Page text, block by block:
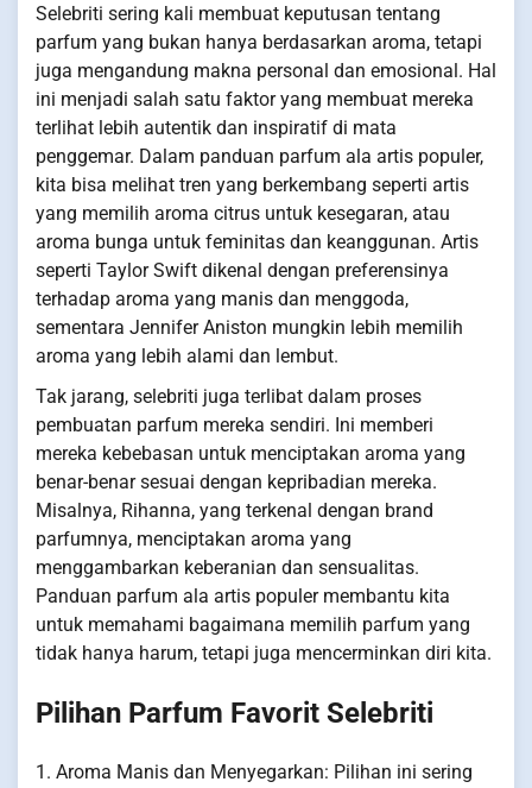
Selebriti sering kali membuat keputusan tentang
parfum yang bukan hanya berdasarkan aroma, tetapi
juga mengandung makna personal dan emosional. Hal
ini menjadi salah satu faktor yang membuat mereka
terlihat lebih autentik dan inspiratif di mata
penggemar. Dalam panduan parfum ala artis populer,
kita bisa melihat tren yang berkembang seperti artis
yang memilih aroma citrus untuk kesegaran, atau
aroma bunga untuk feminitas dan keanggunan. Artis
seperti Taylor Swift dikenal dengan preferensinya
terhadap aroma yang manis dan menggoda,
sementara Jennifer Aniston mungkin lebih memilih
aroma yang lebih alami dan lembut.
Tak jarang, selebriti juga terlibat dalam proses
pembuatan parfum mereka sendiri. Ini memberi
mereka kebebasan untuk menciptakan aroma yang
benar-benar sesuai dengan kepribadian mereka.
Misalnya, Rihanna, yang terkenal dengan brand
parfumnya, menciptakan aroma yang
menggambarkan keberanian dan sensualitas.
Panduan parfum ala artis populer membantu kita
untuk memahami bagaimana memilih parfum yang
tidak hanya harum, tetapi juga mencerminkan diri kita.
Pilihan Parfum Favorit Selebriti
1. Aroma Manis dan Menyegarkan: Pilihan ini sering